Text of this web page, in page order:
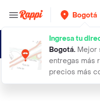
Bogotá
Ingresa tu
Bogotá. Mejor
entregas más
precios más
630 verde pastel